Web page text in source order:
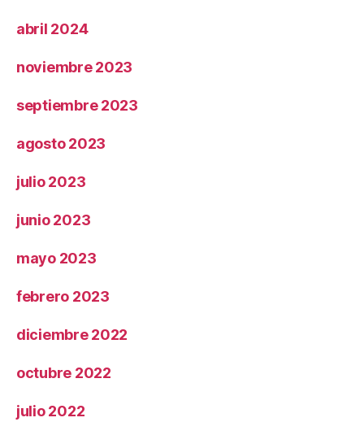
abril 2024
noviembre 2023
septiembre 2023
agosto 2023
julio 2023
junio 2023
mayo 2023
febrero 2023
diciembre 2022
octubre 2022
julio 2022